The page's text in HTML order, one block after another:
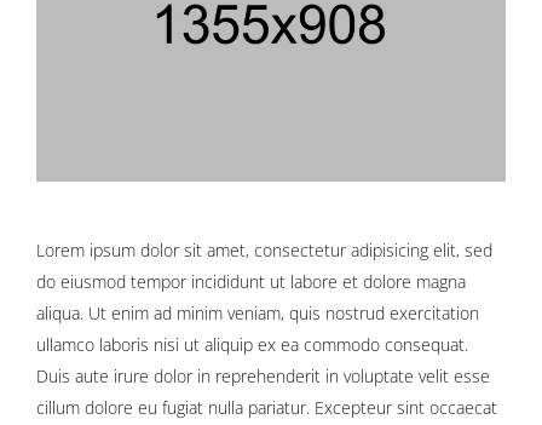
Lorem ipsum dolor sit amet, consectetur adipisicing elit, sed
do eiusmod tempor incididunt ut labore et dolore magna
aliqua. Ut enim ad minim veniam, quis nostrud exercitation
ullamco laboris nisi ut aliquip ex ea commodo consequat.
Duis aute irure dolor in reprehenderit in voluptate velit esse
cillum dolore eu fugiat nulla pariatur. Excepteur sint occaecat